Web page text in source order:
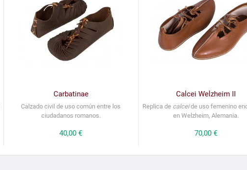
Carbatinae
Calzado civil de uso común entre los
ciudadanos romanos.
Precio
40,00 €
Calcei Welzheim II
Replica de calceide uso femenino
en Welzheim, Alemania.
Precio
70,00 €